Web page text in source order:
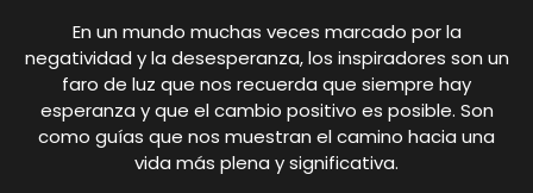
En un mundo muchas veces marcado por la
negatividad y la desesperanza, los inspiradores son un
faro de luz que nos recuerda que siempre hay
esperanza y que el cambio positivo es posible. Son
como guías que nos muestran el camino hacia una
vida más plena y significativa.